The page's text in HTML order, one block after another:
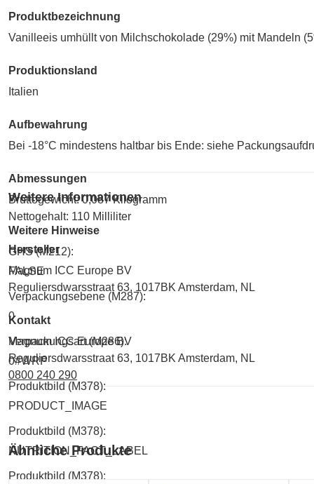
Produktbezeichnung
Vanilleeis umhüllt von Milchschokolade (29%) mit Mandeln
Produktionsland
Italien
Aufbewahrung
Bei -18°C mindestens haltbar bis Ende: siehe
Abmessungen
Bruttogewicht: 0,087 Kilogramm
Nettogehalt: 110 Milliliter
Hersteller
Magnum ICC Europe BV
Reguliersdwarsstraat 63, 1017BK Amsterdam, NL
Kontakt
Magnum ICC Europe BV
Reguliersdwarsstraat 63, 1017BK Amsterdam, NL
0800 240 290
Weitere Informationen
Weitere Hinweise
GHS (M212):
FALSE
Verpackungsebene (M287):
0
Verpackungsart (M286):
0#WRP
Produktbild (M378):
PRODUCT_IMAGE
Produktbild (M378):
NUTRITION_FACT_LABEL
Produktbild (M378):
Ähnliche Produkte